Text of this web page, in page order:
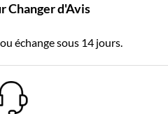
Changer d'Avis
échange sous 14 jours.